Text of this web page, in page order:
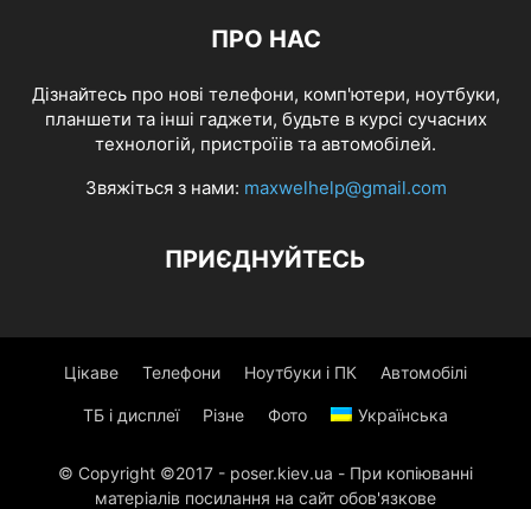
ПРО НАС
Дізнайтесь про нові телефони, комп'ютери, ноутбуки,
планшети та інші гаджети, будьте в курсі сучасних
технологій, пристроїів та автомобілей.
Звяжіться з нами: maxwelhelp@gmail.com
ПРИЄДНУЙТЕСЬ
Цікаве Телефони Ноутбуки і ПК Автомобілі
ТБ і дисплеї Різне Фото Українська
© Copyright ©2017 - poser.kiev.ua - При копіюванні
матеріалів посилання на сайт обов'язкове